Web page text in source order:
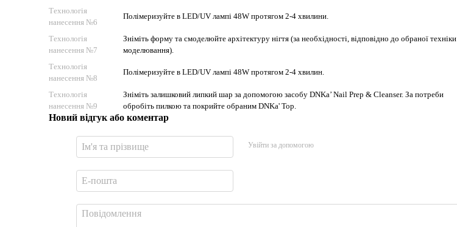
Технологія
нанесення №6
Полімеризуйте в LED/UV лампі 48W протягом 2-4 хвилини.
Технологія
нанесення №7
Зніміть форму та смоделюйте архітектуру нігтя (за необхідності, відповідно до обраної техніки
моделювання).
Технологія
нанесення №8
Полімеризуйте в LED/UV лампі 48W протягом 2-4 хвилин.
Технологія
нанесення №9
Зніміть залишковий липкий шар за допомогою засобу DNKa’ Nail Prep & Cleanser. За потреби
обробіть пилкою та покрийте обраним DNKa' Top.
Новий відгук або коментар
Увійти за допомогою